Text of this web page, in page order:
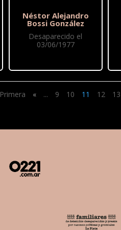
Néstor Alejandro
Bossi González
Desaparecido el
03/06/1977
Primera « ... 9 10 11 12 13